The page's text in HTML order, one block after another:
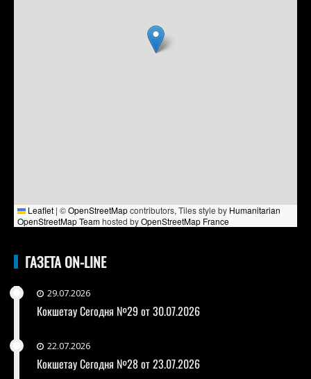
Leaflet | ©OpenStreetMapcontributors, Tiles style by Humanitarian
OpenStreetMap Teamhosted byOpenStreetMap France
ГАЗЕТА ON-LINE
29.07.2026
Кокшетау Сегодня №29 от 30.07.2026
22.07.2026
Кокшетау Сегодня №28 от 23.07.2026